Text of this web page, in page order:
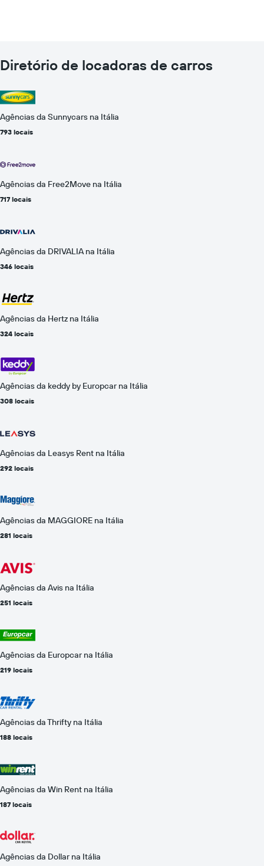
Diretório de locadoras de carros
Agências da Sunnycars na Itália
793 locais
Agências da Free2Move na Itália
717 locais
Agências da DRIVALIA na Itália
346 locais
Agências da Hertz na Itália
324 locais
Agências da keddy by Europcar na Itália
308 locais
Agências da Leasys Rent na Itália
292 locais
Agências da MAGGIORE na Itália
281 locais
Agências da Avis na Itália
251 locais
Agências da Europcar na Itália
219 locais
Agências da Thrifty na Itália
188 locais
Agências da Win Rent na Itália
187 locais
Agências da Dollar na Itália